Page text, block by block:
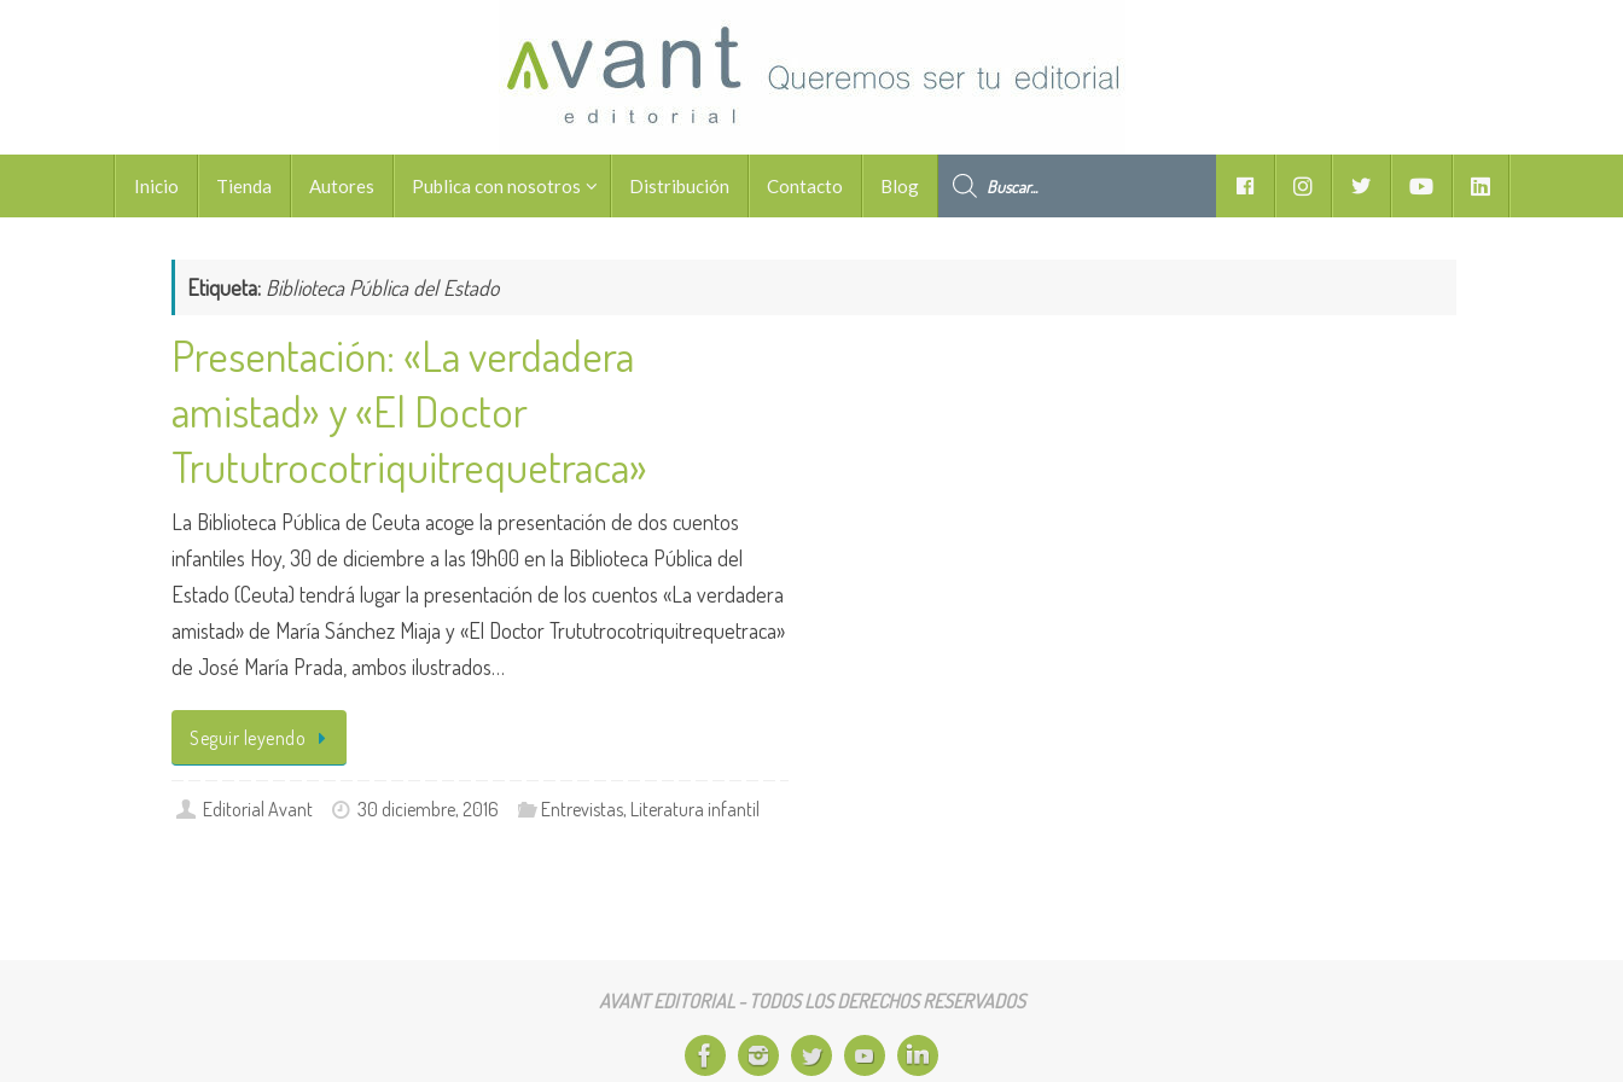
contenido
Inicio Tienda Autores Publica con nosotros Distribución Contacto Blog
Facebook YoutubeLinkedIn
Etiqueta: Biblioteca Pública del Estado
Presentación: «La verdadera
amistad» y «El Doctor
Trututrocotriquitrequetraca»
La Biblioteca Pública de Ceuta acoge la presentación de dos cuentos
infantiles Hoy, 30 de diciembre a las 19h00 en la Biblioteca Pública del
Estado (Ceuta) tendrá lugar la presentación de los cuentos «La verdadera
amistad» de María Sánchez Miaja y «El Doctor Trututrocotriquitrequetraca»
de José María Prada, ambos ilustrados…
Seguir leyendo
Editorial Avant 30 diciembre, 2016 Entrevistas, Literatura infantil
AVANT EDITORIAL - TODOS LOS DERECHOS RESERVADOS